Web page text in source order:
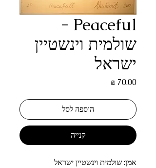
Peaceful -
שולמית וינשטיין
ישראל
הוספה לסל
קנייה
אמן: שולמית וינשטיין ישראל